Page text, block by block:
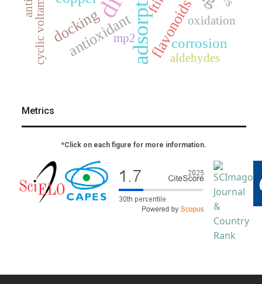
adsorption
antioxidant flavonoids
docking corrosion
oxidation
mp2
aldehydes
Metrics
*Click on each figure for more information.